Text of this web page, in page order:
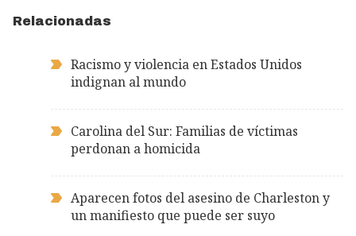
Relacionadas
Racismo y violencia en Estados Unidos
indignan al mundo
Carolina del Sur: Familias de víctimas
perdonan a homicida
Aparecen fotos del asesino de Charleston y
un manifiesto que puede ser suyo